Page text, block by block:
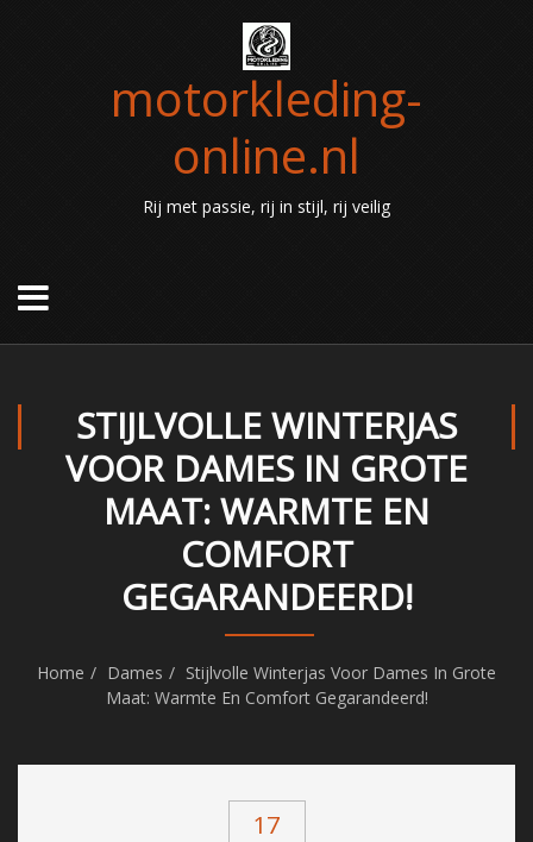
motorkleding-
online.nl
Rij met passie, rij in stijl, rij veilig
STIJLVOLLE WINTERJAS
VOOR DAMES IN GROTE
MAAT: WARMTE EN
COMFORT
GEGARANDEERD!
Home Dames
Stijlvolle Winterjas Voor Dames In Grote
Maat: Warmte En Comfort Gegarandeerd!
17